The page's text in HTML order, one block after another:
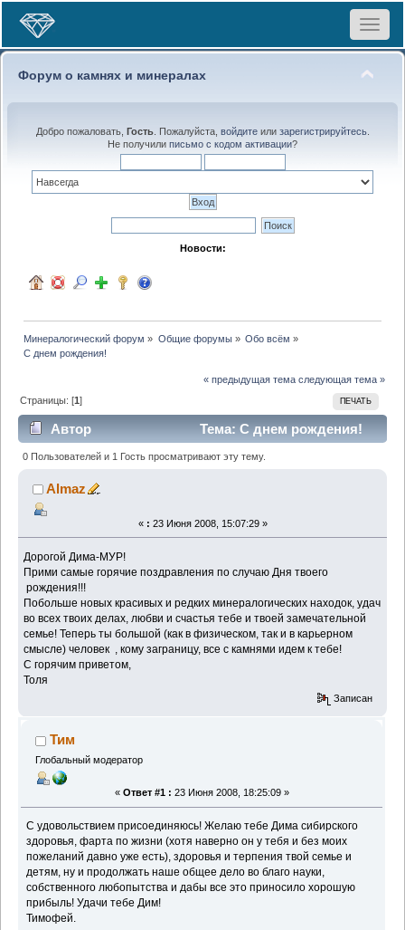
Toggle
Форум о камнях и минералах
Добро пожаловать, Гость. Пожалуйста, войдитеили зарегистрируйтесь.
Не получили письмо с кодом активации?
Новости:
Минералогический форум » Общие форумы» Обо всём »
С днем рождения!
« предыдущая тема следующая тема »
ПЕЧАТЬ
Страницы: [1]
Автор
Тема: С днем рождения!
(Прочитано 4031 раз)
0 Пользователей и 1 Гость просматривают эту тему.
Almaz
« : 23 Июня 2008, 15:07:29 »
Дорогой Дима-МУР!
Прими самые горячие поздравления по случаю Дня твоего
рождения!!!
Побольше новых красивых и редких минералогических находок, удач
во всех твоих делах, любви и счастья тебе и твоей замечательной
семье! Теперь ты большой (как в физическом, так и в карьерном
смысле) человек
, кому заграницу, все с камнями идем к тебе!
С горячим приветом,
Толя
Записан
Тим
Глобальный модератор
« Ответ #1 : 23 Июня 2008, 18:25:09 »
С удовольствием присоединяюсь! Желаю тебе Дима сибирского
здоровья, фарта по жизни (хотя наверно он у тебя и без моих
пожеланий давно уже есть), здоровья и терпения твой семье и
детям, ну и продолжать наше общее дело во благо науки,
собственного любопытства и дабы все это приносило хорошую
прибыль! Удачи тебе Дим!
Тимофей.